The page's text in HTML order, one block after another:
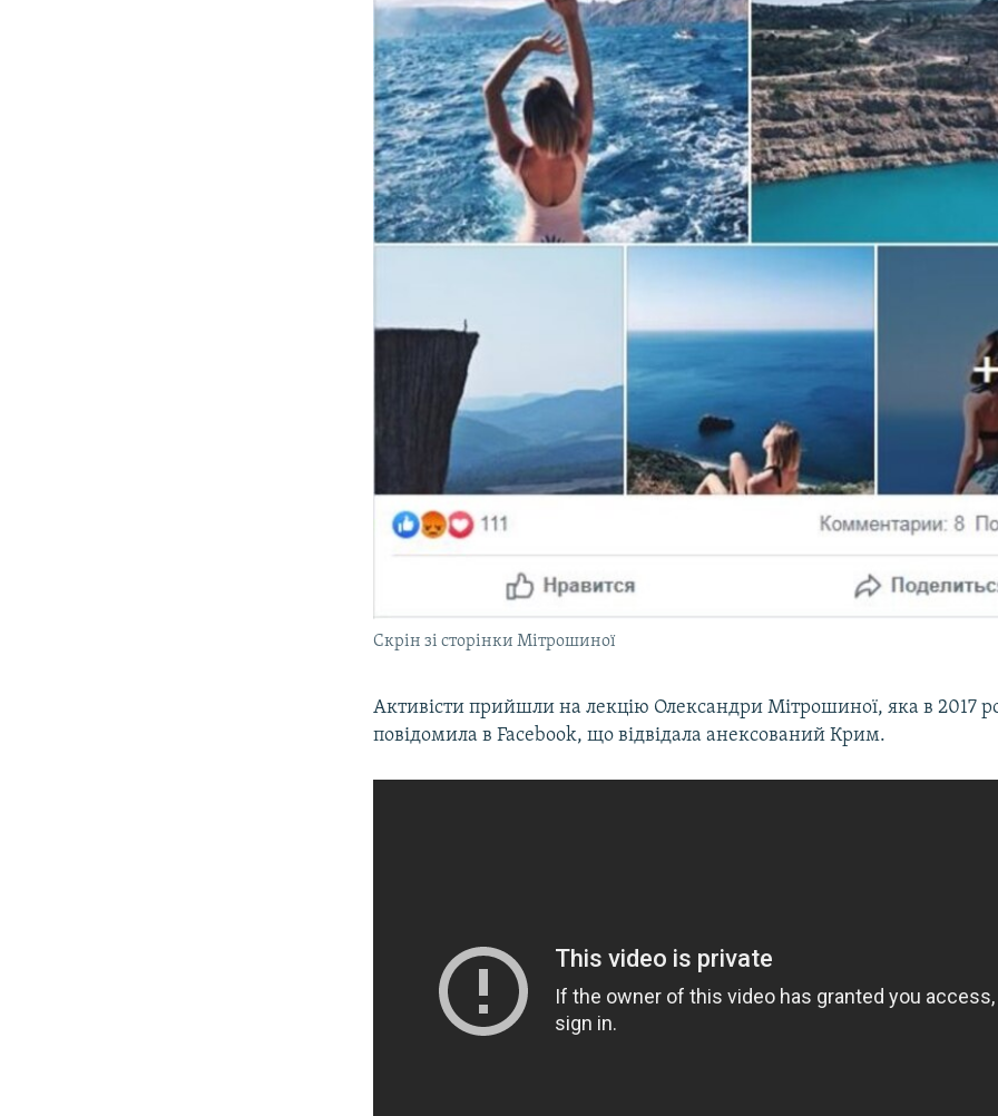
Скрін зі сторінки Мітрошиної
Активісти прийшли на лекцію Олександри Мітрошиної, яка в 2017
повідомила в Facebook, що відвідала анексований Крим.